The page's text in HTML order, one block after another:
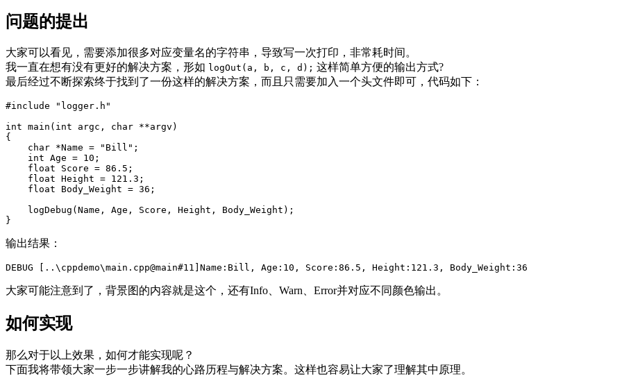
问题的提出
大家可以看见，需要添加很多对应变量名的字符串，导致写一次打印，非常耗时间。
我一直在想有没有更好的解决方案，形如 logOut(a, b, c, d); 这样简单方便的输出方式?
最后经过不断探索终于找到了一份这样的解决方案，而且只需要加入一个头文件即可，代码如下：
#include
"logger.h"
int main ( int argc , char **argv )
{
char *Name = "Bill" ;
int Age = 10 ;
float
Score = 86.5 ;
float Height = 121.3 ;
float
Body_Weight = 36 ;
logDebug ( Name , Age , Score , Height , Body_Weight );
}
输出结果：
DEBUG [.. \ cppdemo\main . cpp@main#11 Name : Bill , Age : 10 , Score : 86.5 , Height : 121.3 , Body_Weight : 36
大家可能注意到了，背景图的内容就是这个，还有Info、Warn、Error并对应不同颜色输出。
如何实现
那么对于以上效果，如何才能实现呢？
下面我将带领大家一步一步讲解我的心路历程与解决方案。这样也容易让大家了理解其中原理。